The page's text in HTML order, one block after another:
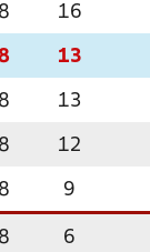
8 16
13
8 13
8 12
8 9
8 6